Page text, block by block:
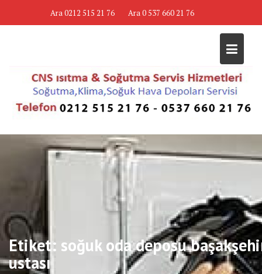
Ara 0212 515 21 76 Ara 0 537 660 21 76
Etiket: soğuk oda deposu
ustası